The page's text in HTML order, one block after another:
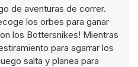
de aventuras de correr.
los orbes para ganar
los Bottersnikes! Mientras
para agarrar los
salta y planea para